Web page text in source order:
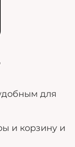
ваши
для
и корзину и